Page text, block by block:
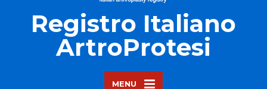
Registro Italiano
ArtroProtesi
MENU